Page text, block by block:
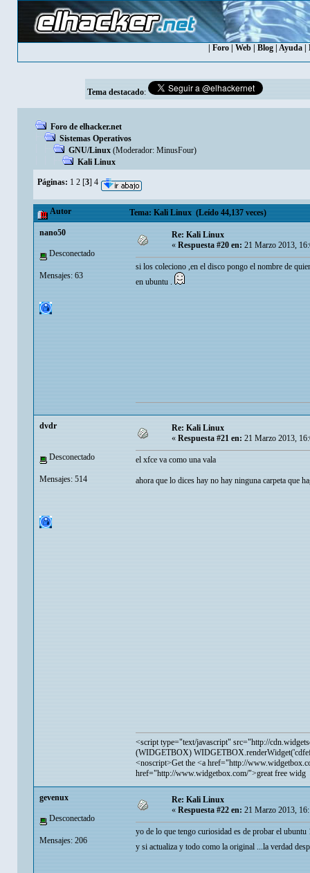
Foro Web Blog Ayuda
Tema destacado:
Foro de elhacker.net
Sistemas Operativos
GNU/Linux (Moderador: MinusFour)
Kali Linux
Páginas: 1 2 [3] 4
Autor Tema: Kali Linux (Leído 44,137 veces)
nano50
Desconectado
Mensajes: 63
Re: Kali Linux
«Respuesta #20 en:21 Marzo 2013,
si los coleciono ,en el disco pongo el nombre de
en ubuntu .
dvdr
Desconectado
Mensajes: 514
Re: Kali Linux
« Respuesta #21 en: 21 Marzo 2013,
el xfce va como una vala
ahora que lo dices hay no hay ninguna carpeta que
<script type="text/javascript" src="http://
(WIDGETBOX)
<noscript>Get the <a href="http://
href="http://www.widgetbox.com/">greatfree widg
gevenux
Desconectado
Mensajes: 206
Re: Kali Linux
«Respuesta #22 en:21 Marzo 2013,
yo de lo que tengo curiosidad es de probar el
y si actualiza y todo como la original ...la verdad